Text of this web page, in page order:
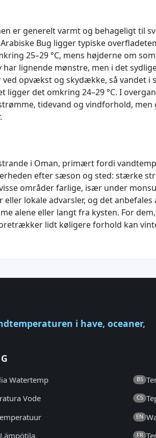
er generelt varmt og behageligt til
Bug ligger typiske
25–29 °C, mens højderne om
lignende mønstre, men i det
opvækst og skydække, så vandet i
ligger det omkring 24–29 °C. I
tidevand og vindforhold, men
i Oman, primært fordi
efter sæson og sted: stærke
områder farlige, især under
lokale advarsler, og det
alene eller langt fra kysten. For
lidt køligere forhold kan
i have, oceaner,
Watertemp BS
Vode CS
EN
FR